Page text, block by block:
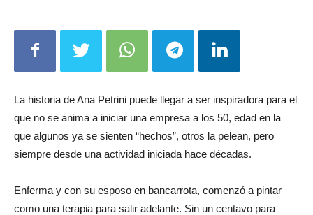
La historia de Ana Petrini puede llegar a ser inspiradora para el
que no se anima a iniciar una empresa a los 50, edad en la
que algunos ya se sienten “hechos”, otros la pelean, pero
siempre desde una actividad iniciada hace décadas.
Enferma y con su esposo en bancarrota, comenzó a pintar
como una terapia para salir adelante. Sin un centavo para